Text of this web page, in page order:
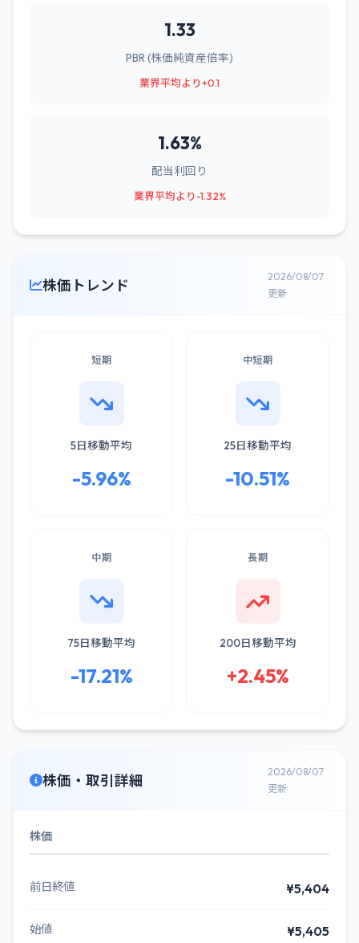
1.33
PBR (株価純資産倍率)
業界平均より+0.1
1.63%
配当利回り
業界平均より-1.32%
株価トレンド
2026/08/07
更新
短期
5日移動平均
-5.96%
中短期
25日移動平均
-10.51%
中期
75日移動平均
-17.21%
長期
200日移動平均
+2.45%
株価・取引詳細
2026/08/07
更新
株価
前日終値 ¥5,404
始値 ¥5,405